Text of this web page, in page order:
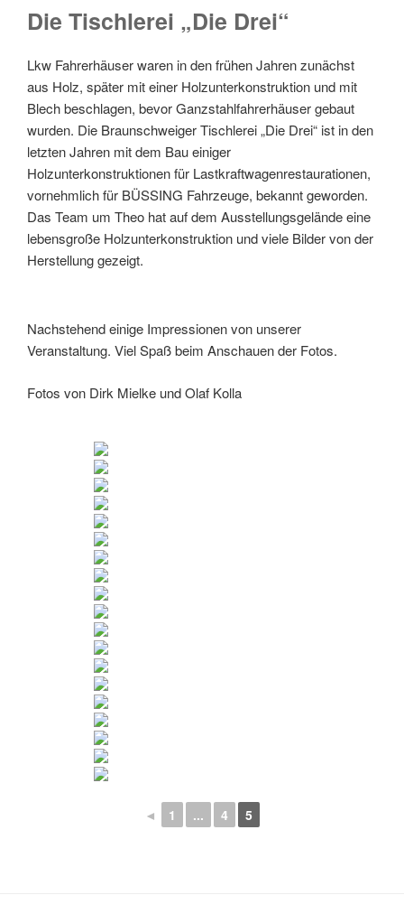
Die Tischlerei „Die Drei“
Lkw Fahrerhäuser waren in den frühen Jahren zunächst
aus Holz, später mit einer Holzunterkonstruktion und mit
Blech beschlagen, bevor Ganzstahlfahrerhäuser gebaut
wurden. Die Braunschweiger Tischlerei „Die Drei“ ist in den
letzten Jahren mit dem Bau einiger
Holzunterkonstruktionen für Lastkraftwagenrestaurationen,
vornehmlich für BÜSSING Fahrzeuge, bekannt geworden.
Das Team um Theo hat auf dem Ausstellungsgelände eine
lebensgroße Holzunterkonstruktion und viele Bilder von der
Herstellung gezeigt.
Nachstehend einige Impressionen von unserer
Veranstaltung. Viel Spaß beim Anschauen der Fotos.
Fotos von Dirk Mielke und Olaf Kolla
◄ 1 ... 4 5